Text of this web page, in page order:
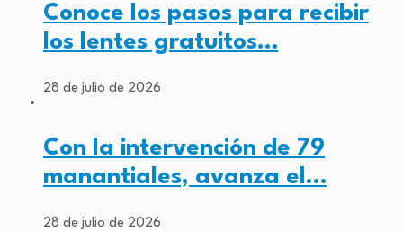
Conoce los pasos para recibir
los lentes gratuitos…
28 de julio de 2026
Con la intervención de 79
manantiales, avanza el…
28 de julio de 2026